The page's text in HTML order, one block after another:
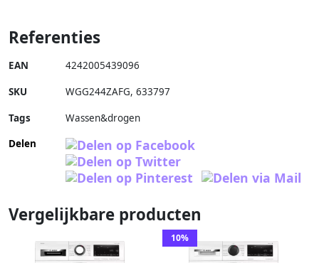
Referenties
EAN 4242005439096
SKU WGG244ZAFG, 633797
Tags
Wassen&drogen
Delen
Vergelijkbare producten
10%